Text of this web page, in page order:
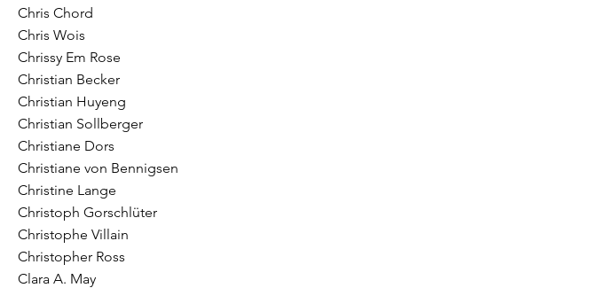
Chris Chord
Chris Wois
Chrissy Em Rose
Christian Becker
Christian Huyeng
Christian Sollberger
Christiane Dors
Christiane von Bennigsen
Christine Lange
Christoph Gorschlüter
Christophe Villain
Christopher Ross
Clara A. May